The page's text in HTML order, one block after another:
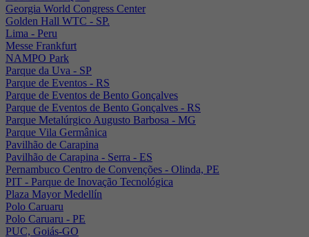
Georgia World Congress Center
Golden Hall WTC - SP.
Lima - Peru
Messe Frankfurt
NAMPO Park
Parque da Uva - SP
Parque de Eventos - RS
Parque de Eventos de Bento Gonçalves
Parque de Eventos de Bento Gonçalves - RS
Parque Metalúrgico Augusto Barbosa - MG
Parque Vila Germânica
Pavilhão de Carapina
Pavilhão de Carapina - Serra - ES
Pernambuco Centro de Convenções - Olinda, PE
PIT - Parque de Inovação Tecnológica
Plaza Mayor Medellín
Polo Caruaru
Polo Caruaru - PE
PUC, Goiás-GO